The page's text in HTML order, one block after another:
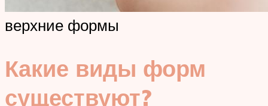
верхние формы
Какие виды форм
существуют?